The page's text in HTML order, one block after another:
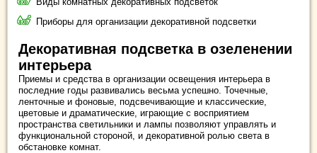
Приборы для организации декоративной подсветки
Декоративная подсветка в озеленении
интерьера
Приемы и средства в организации освещения интерьера в
последние годы развивались весьма успешно. Точечные,
ленточные и фоновые, подсвечивающие и классические,
цветовые и драматические, играющие с восприятием
пространства светильники и лампы позволяют управлять и
функциональной стороной, и декоративной ролью света в
обстановке комнат.